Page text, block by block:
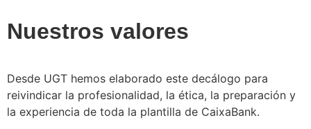
Nuestros valores
Desde UGT hemos elaborado este decálogo para
reivindicar la profesionalidad, la ética, la preparación y
la experiencia de toda la plantilla de CaixaBank.